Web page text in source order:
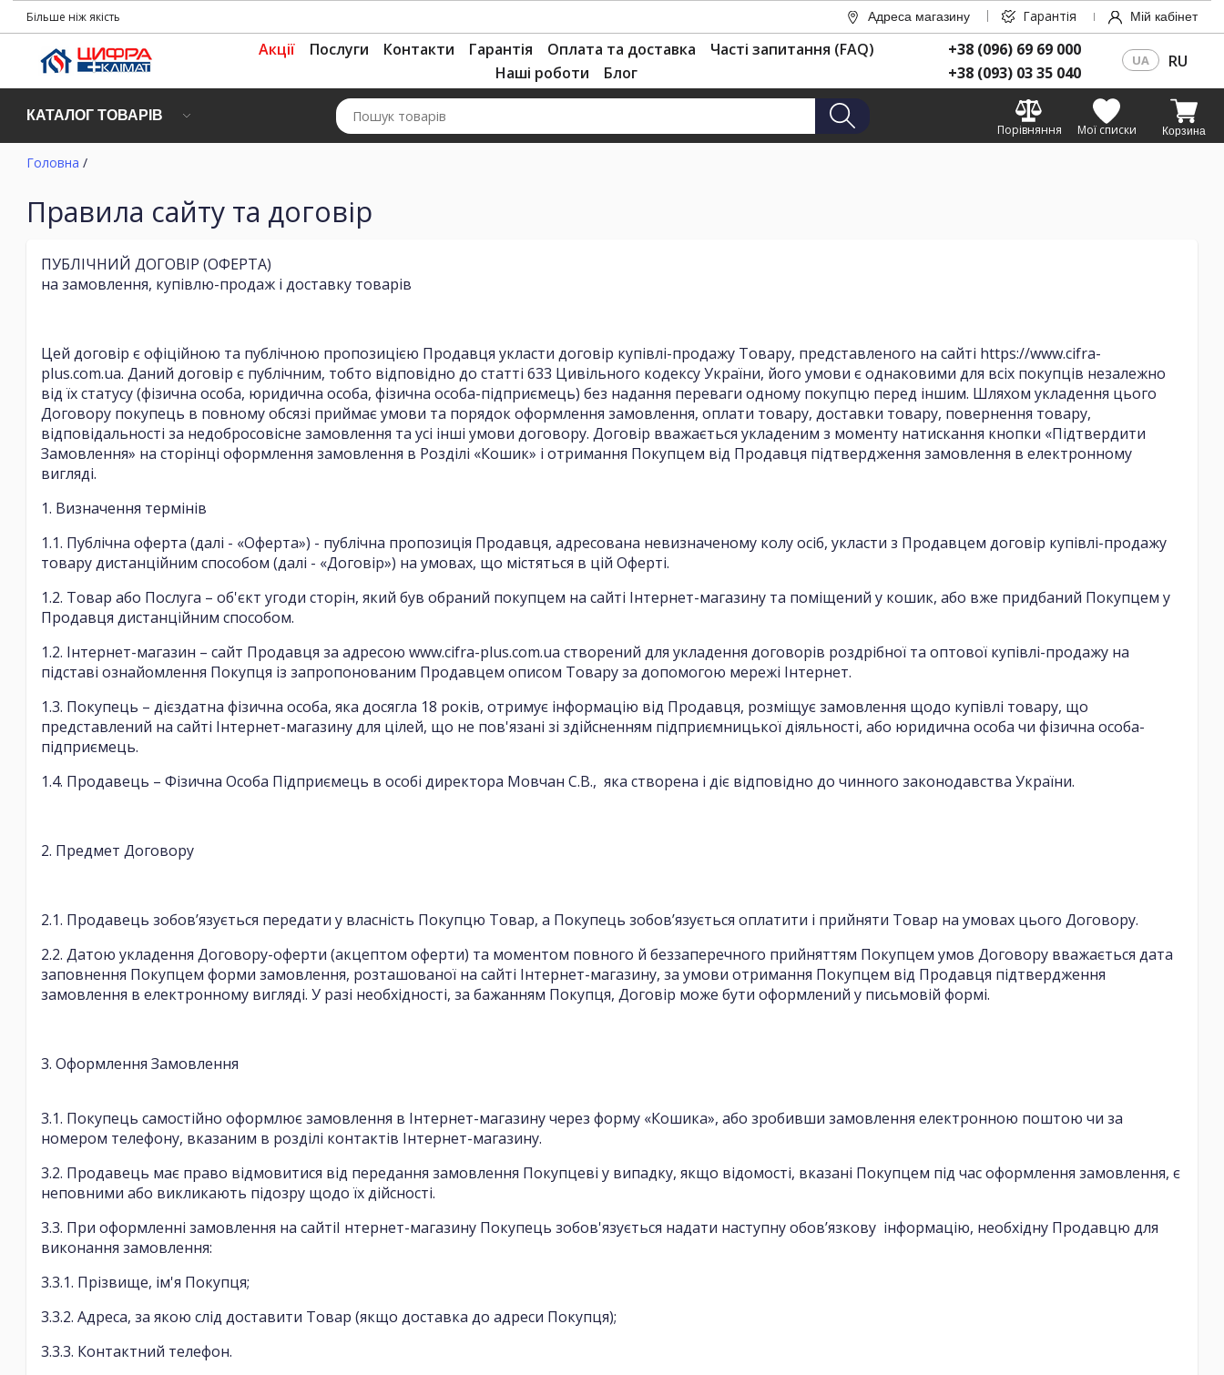
Більше ніж якість Адреса магазину Гарантія Мій кабінет
Акції Послуги Контакти Гарантія Оплата та доставка
Часті запитання (FAQ)
Наші роботи
Блог
+38 (096) 69 69 000
+38 (093) 03 35 040
UA RU
КАТАЛОГ ТОВАРІВ
Порівняння
Мої списки Корзина
Головна /
Правила сайту та договір
ПУБЛІЧНИЙ ДОГОВІР (ОФЕРТА)
на замовлення, купівлю-продаж і доставку товарів
Цей договір є офіційною та публічною пропозицією Продавця укласти договір купівлі-продажу Товару, представленого на сайті https://www.cifra-
plus.com.ua. Даний договір є публічним, тобто відповідно до статті 633 Цивільного кодексу України, його умови є однаковими для всіх покупців незалежно
від їх статусу (фізична особа, юридична особа, фізична особа-підприємець) без надання переваги одному покупцю перед іншим. Шляхом укладення цього
Договору покупець в повному обсязі приймає умови та порядок оформлення замовлення, оплати товару, доставки товару, повернення товару,
відповідальності за недобросовісне замовлення та усі інші умови договору. Договір вважається укладеним з моменту натискання кнопки «Підтвердити
Замовлення» на сторінці оформлення замовлення в Розділі «Кошик» і отримання Покупцем від Продавця підтвердження замовлення в електронному
вигляді.
1. Визначення термінів
1.1. Публічна оферта (далі - «Оферта») - публічна пропозиція Продавця, адресована невизначеному колу осіб, укласти з Продавцем договір купівлі-продажу
товару дистанційним способом (далі - «Договір») на умовах, що містяться в цій Оферті.
1.2. Товар або Послуга – об'єкт угоди сторін, який був обраний покупцем на сайті Інтернет-магазину та поміщений у кошик, або вже придбаний Покупцем у
Продавця дистанційним способом.
1.2. Інтернет-магазин – сайт Продавця за адресою www.cifra-plus.com.ua створений для укладення договорів роздрібної та оптової купівлі-продажу на
підставі ознайомлення Покупця із запропонованим Продавцем описом Товару за допомогою мережі Інтернет.
1.3. Покупець – дієздатна фізична особа, яка досягла 18 років, отримує інформацію від Продавця, розміщує замовлення щодо купівлі товару, що
представлений на сайті Інтернет-магазину для цілей, що не пов'язані зі здійсненням підприємницької діяльності, або юридична особа чи фізична особа-
підприємець.
1.4. Продавець – Фізична Особа Підприємець в особі директора Мовчан С.В., яка створена і діє відповідно до чинного законодавства України.
2. Предмет Договору
2.1. Продавець зобов’язується передати у власність Покупцю Товар, а Покупець зобов’язується оплатити і прийняти Товар на умовах цього Договору.
2.2. Датою укладення Договору-оферти (акцептом оферти) та моментом повного й беззаперечного прийняттям Покупцем умов Договору вважається дата
заповнення Покупцем форми замовлення, розташованої на сайті Інтернет-магазину, за умови отримання Покупцем від Продавця підтвердження
замовлення в електронному вигляді. У разі необхідності, за бажанням Покупця, Договір може бути оформлений у письмовій формі.
3. Оформлення Замовлення
3.1. Покупець самостійно оформлює замовлення в Інтернет-магазину через форму «Кошика», або зробивши замовлення електронною поштою чи за
номером телефону, вказаним в розділі контактів Інтернет-магазину.
3.2. Продавець має право відмовитися від передання замовлення Покупцеві у випадку, якщо відомості, вказані Покупцем під час оформлення замовлення, є
неповними або викликають підозру щодо їх дійсності.
3.3. При оформленні замовлення на сайтіІ нтернет-магазину Покупець зобов'язується надати наступну обов’язкову інформацію, необхідну Продавцю для
виконання замовлення:
3.3.1. Прізвище, ім'я Покупця;
3.3.2. Адреса, за якою слід доставити Товар (якщо доставка до адреси Покупця);
3.3.3. Контактний телефон.